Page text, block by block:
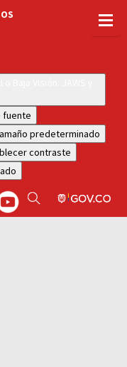
fuente
predeterminado
contraste